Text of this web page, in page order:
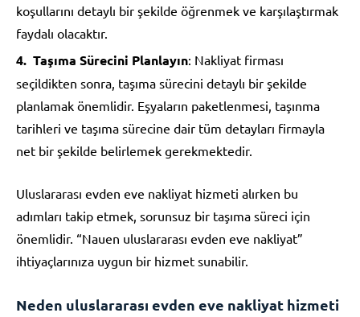
koşullarını detaylı bir şekilde öğrenmek ve karşılaştırmak
faydalı olacaktır.
Taşıma Sürecini Planlayın: Nakliyat firması
seçildikten sonra, taşıma sürecini detaylı bir şekilde
planlamak önemlidir. Eşyaların paketlenmesi, taşınma
tarihleri ve taşıma sürecine dair tüm detayları firmayla
net bir şekilde belirlemek gerekmektedir.
Uluslararası evden eve nakliyat hizmeti alırken bu
adımları takip etmek, sorunsuz bir taşıma süreci için
önemlidir. “Nauen uluslararası evden eve nakliyat”
ihtiyaçlarınıza uygun bir hizmet sunabilir.
Neden uluslararası evden eve nakliyat hizmeti